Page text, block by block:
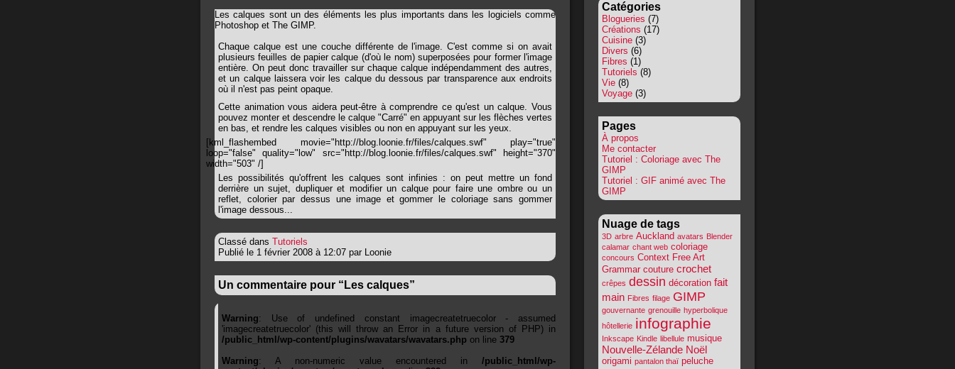
Les calques sont un des éléments les plus importants dans les logiciels comme
Photoshop et The GIMP.
Chaque calque est une couche différente de l'image. C'est comme si on avait
plusieurs feuilles de papier calque (d'où le nom) superposées pour former l'image
entière. On peut donc travailler sur chaque calque indépendamment des autres,
et un calque laissera voir les calque du dessous par transparence aux endroits
où il n'est pas peint opaque.
Cette animation vous aidera peut-être à comprendre ce qu'est un calque. Vous
pouvez monter et descendre le calque "Carré" en appuyant sur les flèches vertes
en bas, et rendre les calques visibles ou non en appuyant sur les yeux.
[kml_flashembed movie="http://blog.loonie.fr/files/calques.swf" play="true"
loop="false" quality="low" src="http://blog.loonie.fr/files/calques.swf" height="370"
width="503" /]
Les possibilités qu'offrent les calques sont infinies : on peut mettre un fond
derrière un sujet, dupliquer et modifier un calque pour faire une ombre ou un
reflet, colorier par dessus une image et gommer le coloriage sans gommer
l'image dessous...
Classé dans Tutoriels
Publié le 1 février 2008 à 12:07 par Loonie
Un commentaire pour “Les calques”
Warning: Use of undefined constant imagecreatetruecolor - assumed
'imagecreatetruecolor' (this will throw an Error in a future version of PHP) in
/public_html/wp-content/plugins/wavatars/wavatars.php on line 379
Warning: A non-numeric value encountered in /public_html/wp-
Catégories
Blogueries (7)
Créations (17)
Cuisine (3)
Divers (6)
Fibres (1)
Tutoriels (8)
Vie (8)
Voyage (3)
Pages
À propos
Me contacter
Tutoriel : Coloriage avec The
GIMP
Tutoriel : GIF animé avec The
GIMP
Nuage de tags
3D arbre Auckland avatars Blender
calamar chant web coloriage
concours Context Free Art
Grammar couture crochet
crêpes dessin décoration fait
main Fibres filage GIMP
gouvernante grenouille hyperbolique
hôtellerie infographie
Inkscape Kindle libellule musique
Nouvelle-Zélande Noël
origami pantalon thaï peluche